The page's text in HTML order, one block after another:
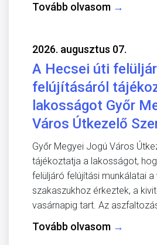
Tovább olvasom →
2026. augusztus 07.
A Hecsei úti
felújításáról
lakosságot Győr
Város Útkezelő
Győr Megyei Jogú Város
tájékoztatja a lakosságot,
felüljáró felújítási munkálatai a
szakaszukhoz érkeztek, a
vasárnapig tart. Az
Tovább olvasom →